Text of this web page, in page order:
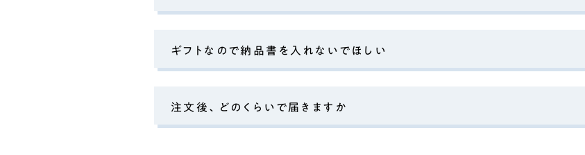
ギフトなので納品書を入れないでほしい
注文後、どのくらいで届きますか